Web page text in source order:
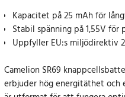
Kapacitet på 25 mAh för
Stabil spänning på 1,55V
Uppfyller EU:s miljödirektiv
Camelion SR69
erbjuder hög energitäthet och